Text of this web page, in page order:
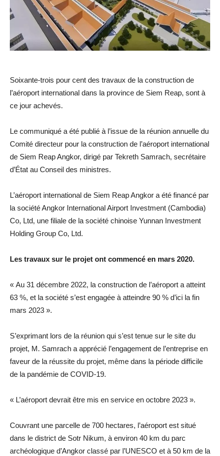
Soixante-trois pour cent des travaux de la construction de
l’aéroport international dans la province de Siem Reap, sont à
ce jour achevés.
Le communiqué a été publié à l’issue de la réunion annuelle du
Comité directeur pour la construction de l’aéroport international
de Siem Reap Angkor, dirigé par Tekreth Samrach, secrétaire
d’État au Conseil des ministres.
L’aéroport international de Siem Reap Angkor a été financé par
la société Angkor International Airport Investment (Cambodia)
Co, Ltd, une filiale de la société chinoise Yunnan Investment
Holding Group Co, Ltd.
Les travaux sur le projet ont commencé en mars 2020.
« Au 31 décembre 2022, la construction de l’aéroport a atteint
63 %, et la société s’est engagée à atteindre 90 % d’ici la fin
mars 2023 ».
S’exprimant lors de la réunion qui s’est tenue sur le site du
projet, M. Samrach a apprécié l’engagement de l’entreprise en
faveur de la réussite du projet, même dans la période difficile
de la pandémie de COVID-19.
« L’aéroport devrait être mis en service en octobre 2023 ».
Couvrant une parcelle de 700 hectares, l’aéroport est situé
dans le district de Sotr Nikum, à environ 40 km du parc
archéologique d’Angkor classé par l’UNESCO et à 50 km de la